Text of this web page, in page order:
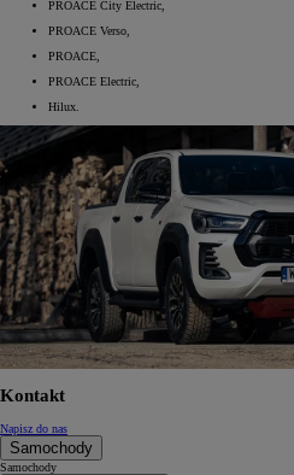
PROACE City Electric,
PROACE Verso,
PROACE,
PROACE Electric,
Hilux.
Kontakt
Napisz do nas
Samochody
Samochody